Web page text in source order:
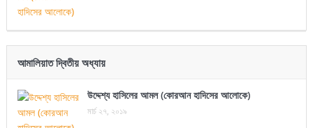
আমালিয়াত দ্বিতীয় অধ্যায়
উদ্দেশ্য হাসিলের আমল (কোরআন হাদিসের আলোকে)
মার্চ ২৭, ২০১৯